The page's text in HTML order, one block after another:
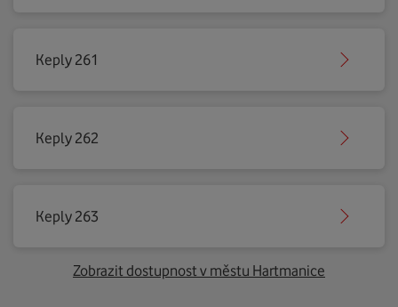
Keply 261
Keply 262
Keply 263
Zobrazit dostupnost v městu Hartmanice